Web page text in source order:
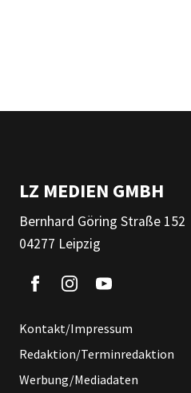
LZ MEDIEN GMBH
Bernhard Göring Straße 152
04277 Leipzig
Kontakt/Impressum
Redaktion/Terminredaktion
Werbung/Mediadaten